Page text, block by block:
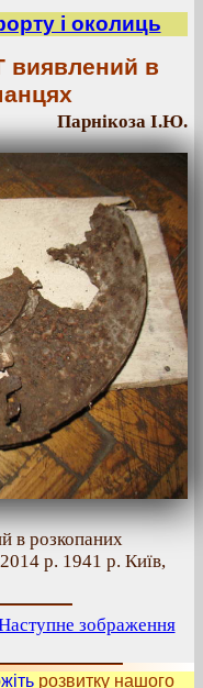
і околиць
виявлений в
Парнікоза І.Ю.
в розкопаних
р. 1941 р. Київ,
зображення
розвитку нашого